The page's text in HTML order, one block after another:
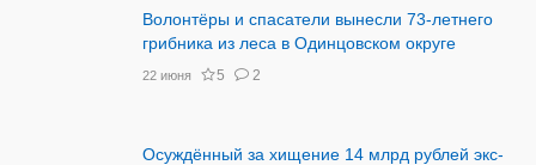
Волонтёры и спасатели вынесли 73-летнего
грибника из леса в Одинцовском округе
22 июня 5 2
Осуждённый за хищение 14 млрд рублей экс-